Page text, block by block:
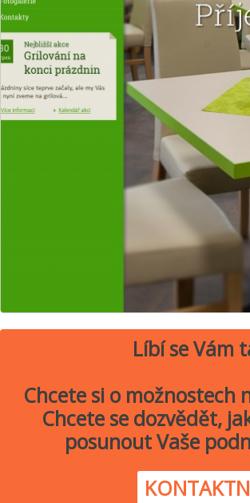
Líbí se Vám
Chcete si o možnostech
Chcete se dozvědět,
posunout Vaše